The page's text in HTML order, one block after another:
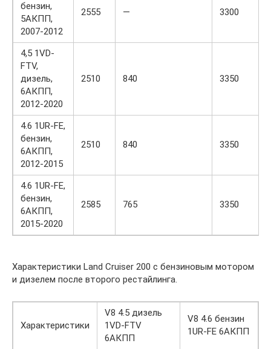
бензин,
5АКПП,
2007-2012
2555 — 3300
4,5 1VD-
FTV,
дизель,
6АКПП,
2012-2020
2510 840 3350
4.6 1UR-FE,
бензин,
6АКПП,
2012-2015
2510 840 3350
4.6 1UR-FE,
бензин,
6АКПП,
2015-2020
2585 765 3350
Характеристики Land Cruiser 200 c бензиновым мотором
и дизелем после второго рестайлинга.
Характеристики
V8 4.5 дизель
1VD-FTV
6АКПП
V8 4.6 бензин
1UR-FE 6АКПП